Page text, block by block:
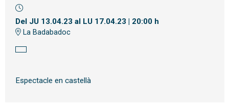
Del JU 13.04.23 al LU 17.04.23 | 20:00 h
La Badabadoc
Espectacle en castellà